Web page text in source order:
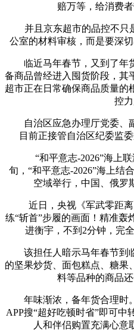
赔万等，给消费
并且京东超市的品控不只
公室的材料审核，而是要深
临近马年春节，又到了年
备商品曾经进入囤货阶段，其
超市正在日常确保商品质量的
控力
自治区应急办理厅党委、副
目前正接管自治区纪委监
“和平意志-2026”海上联
旬，“和平意志-2026”海上结
空域举行，中国、俄罗
近日，央视《军武零距离
练“斩首”步履的画面！精准轰
进衡宇，不到2分钟，完全
该担任人暗示马年春节到
的坚果炒货、面包糕点、糖果
料等品种的商品
年味渐浓，备年货合理时
APP搜“超好吃顿时省”即可中
人和伴侣购置充满心意